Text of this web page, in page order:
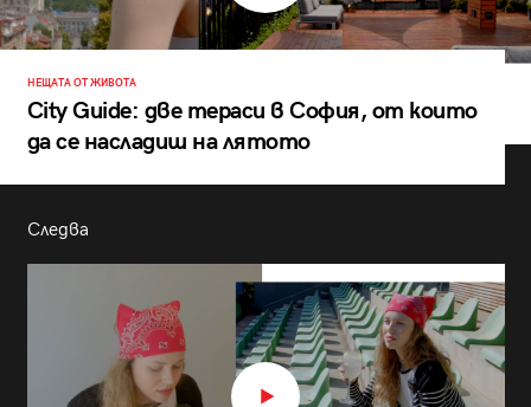
НЕЩАТА ОТ ЖИВОТА
City Guide: две тераси в София, от които
да се насладиш на лятото
Следва